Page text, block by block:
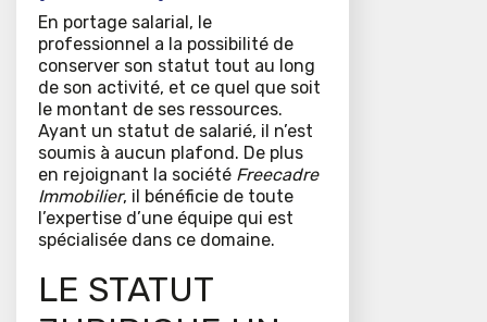
En portage salarial, le
professionnel a la possibilité de
conserver son statut tout au long
de son activité, et ce quel que soit
le montant de ses ressources.
Ayant un statut de salarié, il n’est
soumis à aucun plafond. De plus
en rejoignant la société Freecadre
Immobilier, il bénéficie de toute
l’expertise d’une équipe qui est
spécialisée dans ce domaine.
LE STATUT